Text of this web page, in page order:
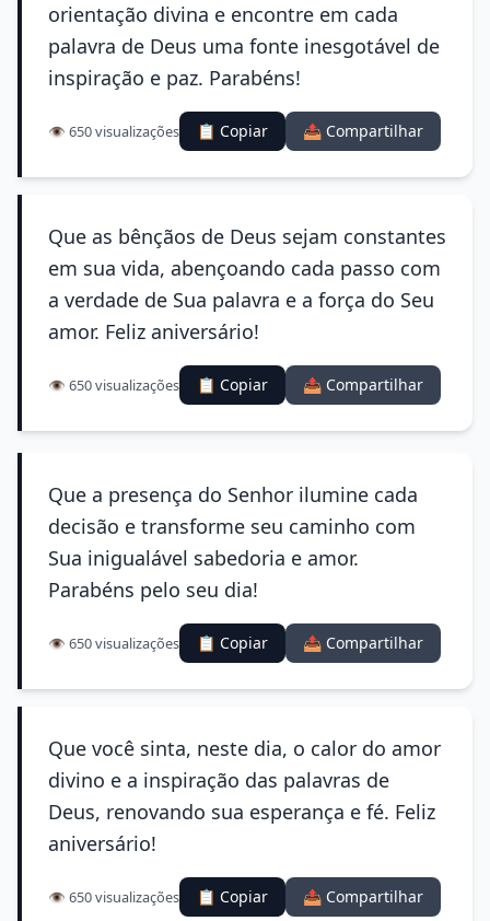
orientação divina e encontre em cada
palavra de Deus uma fonte inesgotável de
inspiração e paz. Parabéns!
👁️ 650 visualizações 📋 Copiar 📤 Compartilhar
Que as bênçãos de Deus sejam constantes
em sua vida, abençoando cada passo com
a verdade de Sua palavra e a força do Seu
amor. Feliz aniversário!
👁️ 650 visualizações 📋 Copiar 📤 Compartilhar
Que a presença do Senhor ilumine cada
decisão e transforme seu caminho com
Sua inigualável sabedoria e amor.
Parabéns pelo seu dia!
👁️ 650 visualizações 📋 Copiar 📤 Compartilhar
Que você sinta, neste dia, o calor do amor
divino e a inspiração das palavras de
Deus, renovando sua esperança e fé. Feliz
aniversário!
👁️ 650 visualizações 📋 Copiar 📤 Compartilhar